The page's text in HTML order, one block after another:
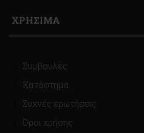
ΧΡΗΣΙΜΑ
Συμβουλές
Κατάστημα
Συχνές ερωτήσεις
Όροι χρήσης